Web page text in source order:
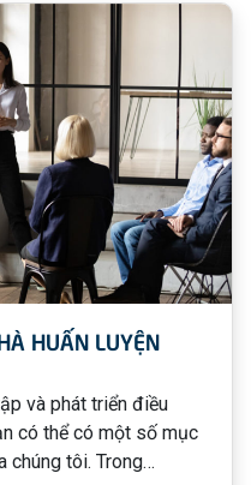
HUẤN LUYỆN
và phát triển điều
có thể có một số mục
chúng tôi. Trong